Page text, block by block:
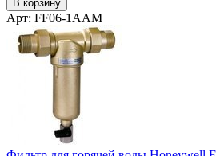
В корзину
Арт: FF06-1AAM